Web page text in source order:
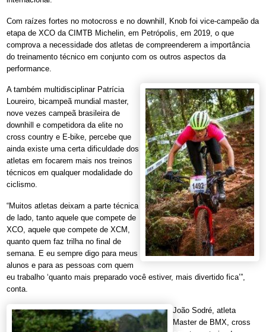
Com raízes fortes no motocross e no downhill, Knob foi vice-campeão da
etapa de XCO da CIMTB Michelin, em Petrópolis, em 2019, o que
comprova a necessidade dos atletas de compreenderem a importância
do treinamento técnico em conjunto com os outros aspectos da
performance.
A também multidisciplinar Patrícia
Loureiro, bicampeã mundial master,
nove vezes campeã brasileira de
downhill e competidora da elite no
cross country e E-bike, percebe que
ainda existe uma certa dificuldade dos
atletas em focarem mais nos treinos
técnicos em qualquer modalidade do
ciclismo.
“Muitos atletas deixam a parte técnica
de lado, tanto aquele que compete de
XCO, aquele que compete de XCM,
quanto quem faz trilha no final de
semana. E eu sempre digo para meus
alunos e para as pessoas com quem
eu trabalho ‘quanto mais preparado você estiver, mais divertido fica’”,
conta.
João Sodré, atleta
Master de BMX, cross